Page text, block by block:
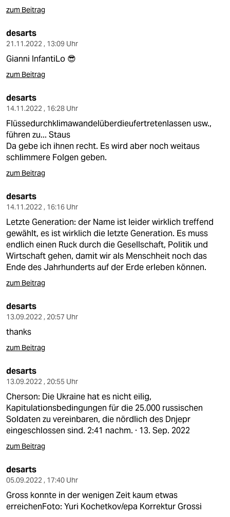
zum Beitrag
desarts
21.11.2022 , 13:09 Uhr
Gianni InfantiLo 😎
zum Beitrag
desarts
14.11.2022 , 16:28 Uhr
Flüssedurchklimawandelüberdieufertretenlassen usw.,
führen zu... Staus
Da gebe ich ihnen recht. Es wird aber noch weitaus
schlimmere Folgen geben.
zum Beitrag
desarts
14.11.2022 , 16:16 Uhr
Letzte Generation: der Name ist leider wirklich treffend
gewählt, es ist wirklich die letzte Generation. Es muss
endlich einen Ruck durch die Gesellschaft, Politik und
Wirtschaft gehen, damit wir als Menschheit noch das
Ende des Jahrhunderts auf der Erde erleben können.
zum Beitrag
desarts
13.09.2022 , 20:57 Uhr
thanks
zum Beitrag
desarts
13.09.2022 , 20:55 Uhr
Cherson: Die Ukraine hat es nicht eilig,
Kapitulationsbedingungen für die 25.000 russischen
Soldaten zu vereinbaren, die nördlich des Dnjepr
eingeschlossen sind. 2:41 nachm. · 13. Sep. 2022
zum Beitrag
desarts
05.09.2022 , 17:40 Uhr
Gross konnte in der wenigen Zeit kaum etwas
erreichenFoto: Yuri Kochetkov/epa Korrektur Grossi